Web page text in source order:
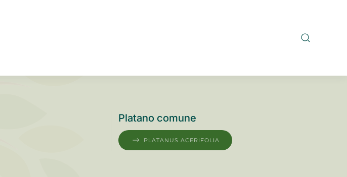
Platano comune
PLATANUS ACERIFOLIA